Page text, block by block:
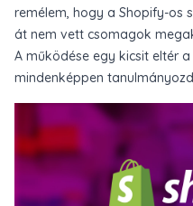
remélem, hogy a Shopify-os
át nem vett csomagok
A működése egy kicsit eltér
mindenképpen